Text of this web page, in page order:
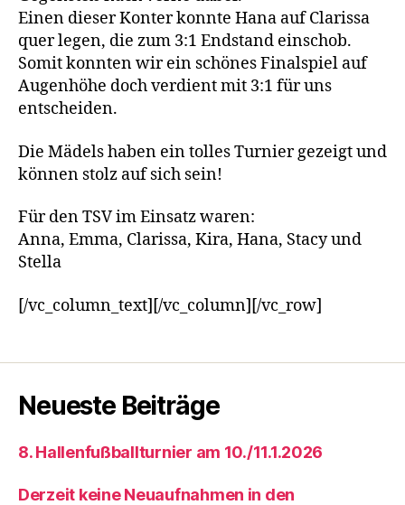
Einen dieser Konter konnte Hana auf Clarissa
quer legen, die zum 3:1 Endstand einschob.
Somit konnten wir ein schönes Finalspiel auf
Augenhöhe doch verdient mit 3:1 für uns
entscheiden.
Die Mädels haben ein tolles Turnier gezeigt und
können stolz auf sich sein!
Für den TSV im Einsatz waren:
Anna, Emma, Clarissa, Kira, Hana, Stacy und
Stella
[/vc_column_text][/vc_column][/vc_row]
Neueste Beiträge
8. Hallenfußballturnier am 10./11.1.2026
Derzeit keine Neuaufnahmen in den